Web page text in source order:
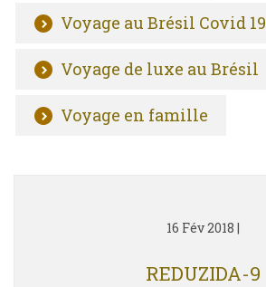
Voyage au Brésil Covid 19
Voyage de luxe au Brésil
Voyage en famille
16 Fév 2018 |
REDUZIDA-9